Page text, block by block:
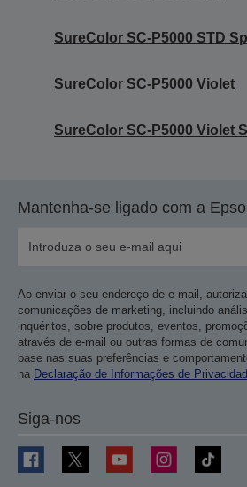
SureColor SC-P5000 STD
SureColor SC-P5000 Violet
SureColor SC-P5000 Violet
Mantenha-se ligado com a
Ao enviar o seu endereço de e-mail,
comunicações de marketing, incluindo
inquéritos, sobre produtos, eventos,
através de e-mail ou outras formas de
base nas suas preferências e
na Declaração de Informações de
Siga-nos